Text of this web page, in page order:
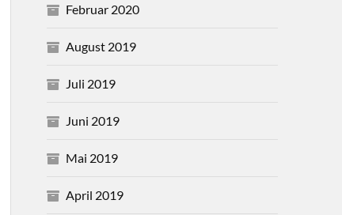
Februar 2020
August 2019
Juli 2019
Juni 2019
Mai 2019
April 2019